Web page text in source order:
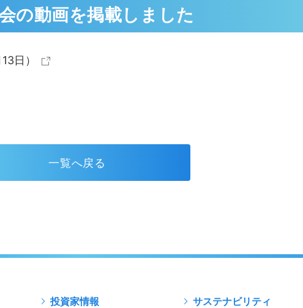
の動画を掲載しました
日）
一覧へ戻る
投資家情報 サステナビリティ